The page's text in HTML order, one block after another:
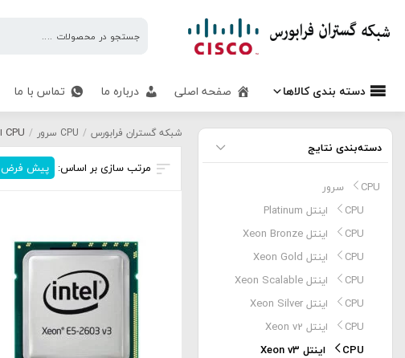
فرابورسدسته بندی کالاها صفحه اصلی درباره ما تماس با ما
CPU اینتل Xeon v3 شبکه گستران فرابورس / CPU سرور / CPU اینتل Xeon v3
مرتب سازی بر اساس: پیش فرض
دسته‌بندی نتایج
CPU سرور
CPU اینتل Platinum
CPU اینتل Xeon Bronze
CPU اینتل Xeon Gold
CPU اینتل Xeon Scalable
CPU اینتل Xeon Silver
CPU اینتل Xeon v2
CPU اینتل Xeon v3